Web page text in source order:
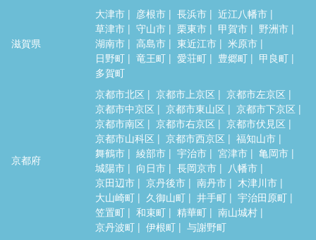
滋賀県
大津市 彦根市 長浜市
近江八幡市
草津市
守山市 栗東市 甲賀市
野洲市
湖南市
高島市 東近江市
米原市
日野町
竜王町 愛荘町 豊郷町
甲良町
多賀町
京都府
京都市北区 京都市上京区
京都市左京区
京都市中京区
京都市東山区
京都市下京区
京都市南区
京都市右京区
京都市伏見区
京都市山科区
京都市西京区
福知山市
舞鶴市
綾部市 宇治市 宮津市
亀岡市
城陽市
向日市 長岡京市
八幡市
京田辺市
京丹後市 南丹市
木津川市
大山崎町
久御山町 井手町
宇治田原町
笠置町
和束町 精華町
南山城村
京丹波町
伊根町 与謝野町